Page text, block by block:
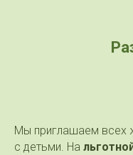
Мы приглашаем всех
с детьми. На